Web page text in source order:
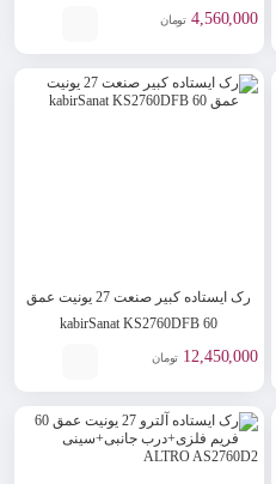
ALTRO As1260D24,560,000 تومان
رک ایستاده کبیر صنعت 27 یونیت عمق
60 kabirSanat KS2760DFB
12,450,000 تومان